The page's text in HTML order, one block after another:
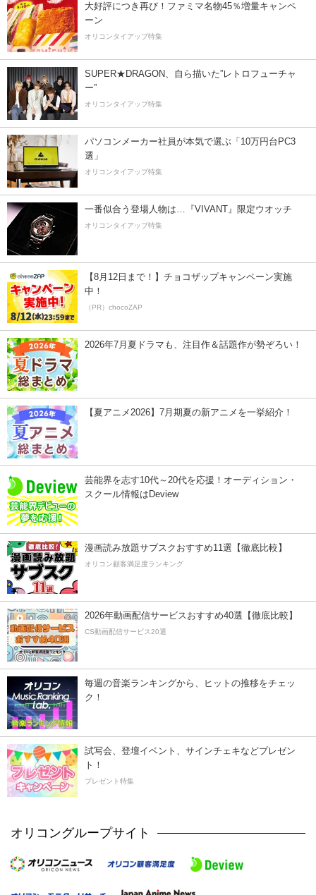
大好評につき再び！ファミマ名物45％増量キャンペ
ーン
オリコンタイアップ特集
SUPER★DRAGON、自ら描いた”レトロフューチャ
ー”
オリコンタイアップ特集
パソコンメーカー社員が本気で選ぶ「10万円台PC3
選」
オリコンタイアップ特集
一番似合う登場人物は…『VIVANT』限定ウオッチ
オリコンタイアップ特集
【8月12日まで！】チョコザップキャンペーン実施
中！
（PR）chocoZAP
2026年7月夏ドラマも、注目作＆話題作が勢ぞろい！
【夏アニメ2026】7月期夏の新アニメを一挙紹介！
芸能界を志す10代～20代を応援！オーディション・
スクール情報はDeview
漫画読み放題サブスクおすすめ11選【徹底比較】
オリコン顧客満足度ランキング
2026年動画配信サービスおすすめ40選【徹底比較】
CS動画配信サービス20選
毎週の音楽ランキングから、ヒットの推移をチェッ
ク！
試写会、登壇イベント、サインチェキなどプレゼン
ト！
プレゼント特集
オリコングループサイト